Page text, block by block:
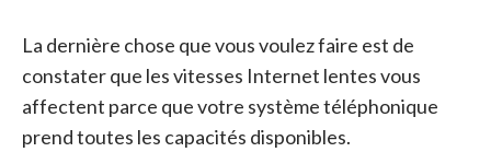
La dernière chose que vous voulez faire est de
constater que les vitesses Internet lentes vous
affectent parce que votre système téléphonique
prend toutes les capacités disponibles.